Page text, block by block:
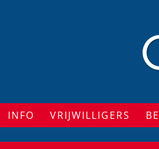
INFO VRIJWILLIGERS